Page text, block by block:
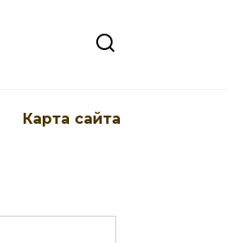
Карта сайта